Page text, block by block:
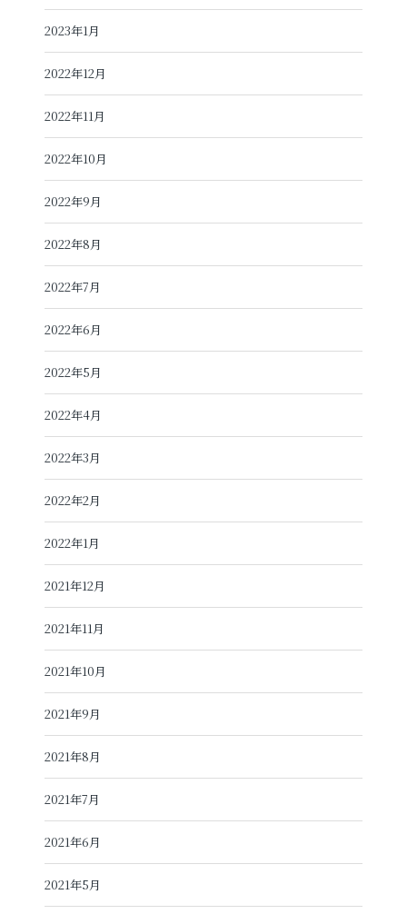
2023年1月
2022年12月
2022年11月
2022年10月
2022年9月
2022年8月
2022年7月
2022年6月
2022年5月
2022年4月
2022年3月
2022年2月
2022年1月
2021年12月
2021年11月
2021年10月
2021年9月
2021年8月
2021年7月
2021年6月
2021年5月